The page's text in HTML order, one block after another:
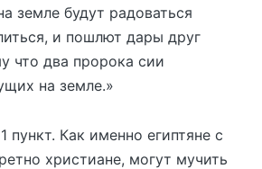
земле будут радоваться
и пошлют дары друг
что два пророка сии
на земле.»
пункт. Как именно египтяне с
христиане, могут мучить